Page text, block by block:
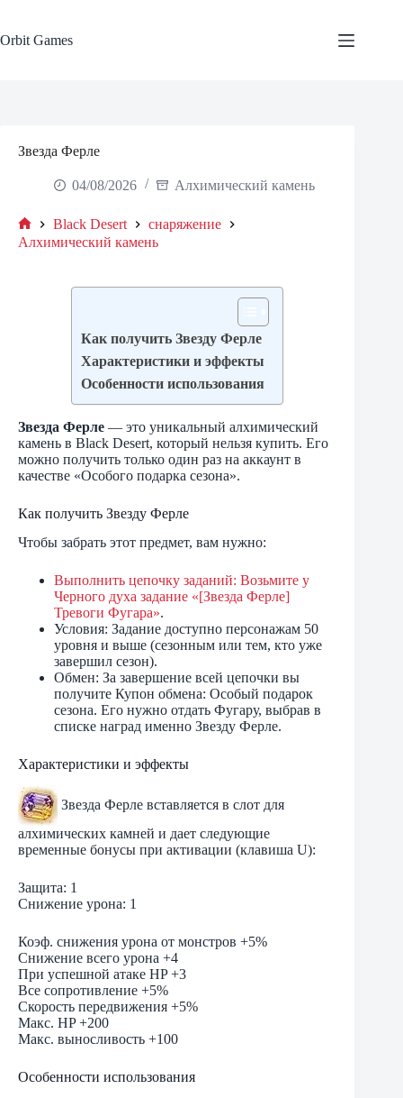
content
Orbit Games
Звезда Ферле
04/08/2026 Алхимический камень
Home
Black Desert
снаряжение
Алхимический камень
Как получить Звезду Ферле
Характеристики и эффекты
Особенности использования
Звезда Ферле — это уникальный алхимический
камень в Black Desert, который нельзя купить. Его
можно получить только один раз на аккаунт в
качестве «Особого подарка сезона».
Как получить Звезду Ферле
Чтобы забрать этот предмет, вам нужно:
Выполнить цепочку заданий: Возьмите у
Черного духа задание «[Звезда Ферле]
Тревоги Фугара».
Условия: Задание доступно персонажам 50
уровня и выше (сезонным или тем, кто уже
завершил сезон).
Обмен: За завершение всей цепочки вы
получите Купон обмена: Особый подарок
сезона. Его нужно отдать Фугару, выбрав в
списке наград именно Звезду Ферле.
Характеристики и эффекты
Звезда Ферле вставляется в слот для
алхимических камней и дает следующие
временные бонусы при активации (клавиша U):
Защита: 1
Снижение урона: 1
Коэф. снижения урона от монстров +5%
Снижение всего урона +4
При успешной атаке HP +3
Все сопротивление +5%
Скорость передвижения +5%
Макс. HP +200
Макс. выносливость +100
Особенности использования